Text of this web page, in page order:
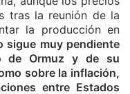
tras la reunión de la
la producción en
sigue muy pendiente
de Ormuz y de su
sobre la inflación,
entre Estados